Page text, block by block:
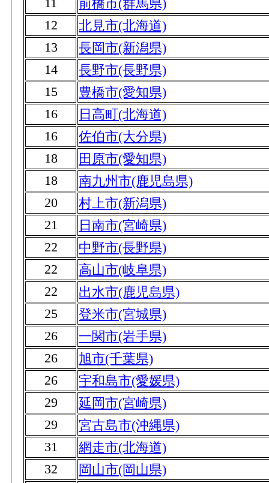
前橋市(群馬県)
12
北見市(北海道)
13
長岡市(新潟県)
14
長野市(長野県)
15
豊橋市(愛知県)
16
日高町(北海道)
16
佐伯市(大分県)
18
田原市(愛知県)
18
南九州市(鹿児島県)
20
村上市(新潟県)
21
日南市(宮崎県)
22
中野市(長野県)
22
高山市(岐阜県)
22
出水市(鹿児島県)
25
登米市(宮城県)
26
一関市(岩手県)
26
旭市(千葉県)
26
宇和島市(愛媛県)
29
延岡市(宮崎県)
29
宮古島市(沖縄県)
31
網走市(北海道)
32
岡山市(岡山県)